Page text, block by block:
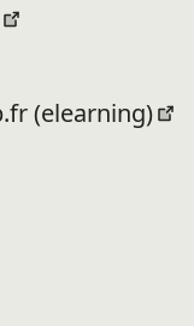
(elearning)